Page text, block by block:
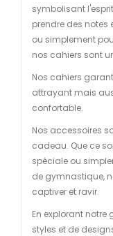
symbolisant
prendre des notes
ou simplement
nos cahiers sont
Nos cahiers
attrayant mais
confortable.
Nos accessoires
cadeau. Que ce
spéciale ou
de gymnastique,
captiver et ravir.
En explorant notre
styles et de